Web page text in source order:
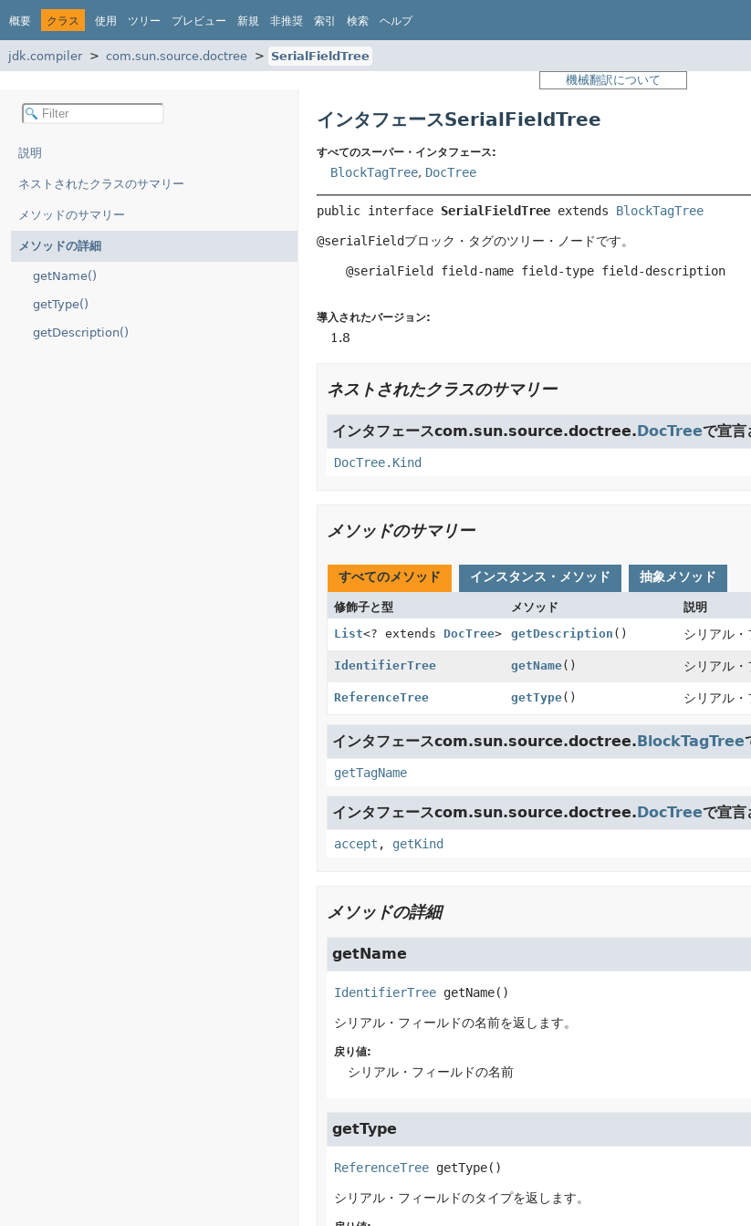
概要 クラス 使用 ツリー プレビュー 新規 非推奨 索引 検索 ヘルプ
jdk.compiler com.sun.source.doctree
SerialFieldTree
機械翻訳について
説明
ネストされたクラスのサマリー
メソッドのサマリー
メソッドの詳細
getName()
getType()
getDescription()
インタフェースSerialFieldTree
すべてのスーパー・インタフェース:
BlockTagTree, DocTree
public interface SerialFieldTree extends BlockTagTree
@serialFieldブロック・タグのツリー・ノードです。
    @serialField field-name field-type field-description
導入されたバージョン:
1.8
ネストされたクラスのサマリー
インタフェースcom.sun.source.doctree.DocTreeで宣言
DocTree.Kind
メソッドのサマリー
すべてのメソッド インスタンス・メソッド 抽象メソッド
修飾子と型 メソッド
説明
List<? extends DocTree> getDescription () シリアル・
IdentifierTree getName() シリアル・
ReferenceTree getType() シリアル・
インタフェースcom.sun.source.doctree.BlockTagTree
getTagName
インタフェースcom.sun.source.doctree.DocTreeで宣言
accept , getKind
メソッドの詳細
getName
IdentifierTree getName()
シリアル・フィールドの名前を返します。
戻り値:
シリアル・フィールドの名前
getType
ReferenceTree getType()
シリアル・フィールドのタイプを返します。